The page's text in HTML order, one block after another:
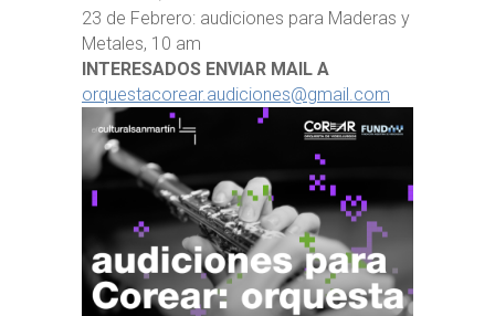
23 de Febrero: audiciones para Maderas y
Metales, 10 am
INTERESADOS ENVIAR MAIL A
orquestacorear.audiciones@gmail.com